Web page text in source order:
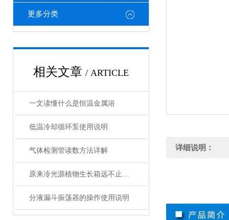
更多分类
相关文章 / ARTICLE
一文读懂什么是恒温金属浴
低温冷却循环泵使用说明
气体检测管读数方法详解
原来冷光源植物生长箱远不止那么简单
分液漏斗振荡器的操作使用说明
详细说明：